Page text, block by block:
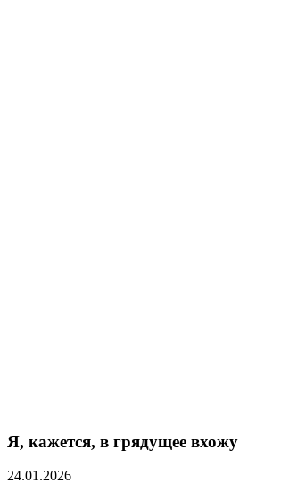
Я, кажется, в грядущее вхожу
24.01.2026